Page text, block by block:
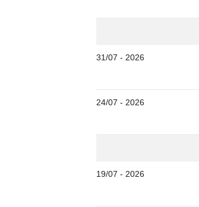
31/07 - 2026
24/07 - 2026
19/07 - 2026